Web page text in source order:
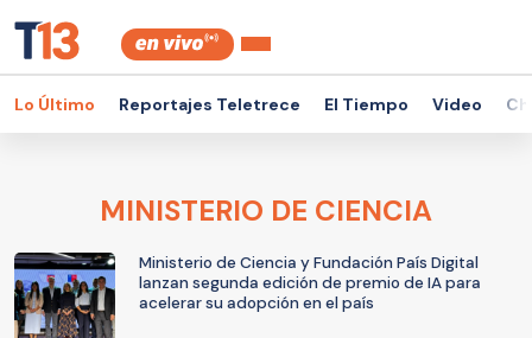
Lo Último Reportajes Teletrece El Tiempo Video
MINISTERIO DE CIENCIA
Ministerio de Ciencia y Fundación País Digital
lanzan segunda edición de premio de IA para
acelerar su adopción en el país